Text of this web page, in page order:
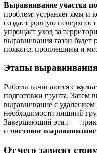
Выравнивание участка
проблем: устраняет ямы и
создает ровную
упрощает уход за
выравнивания газон будет
появятся проплешины и
Этапы
Работы начинаются с
подготовки грунта. Затем
выравнивание с
необходимости лишний
Завершающий этап —
и чистовое выравнивание
От чего зависит